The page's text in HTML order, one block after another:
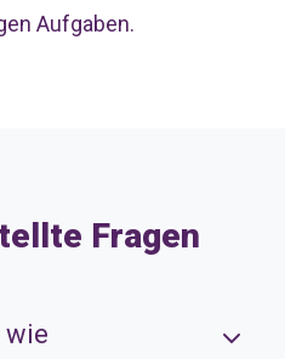
Aufgaben.
Fragen
wie